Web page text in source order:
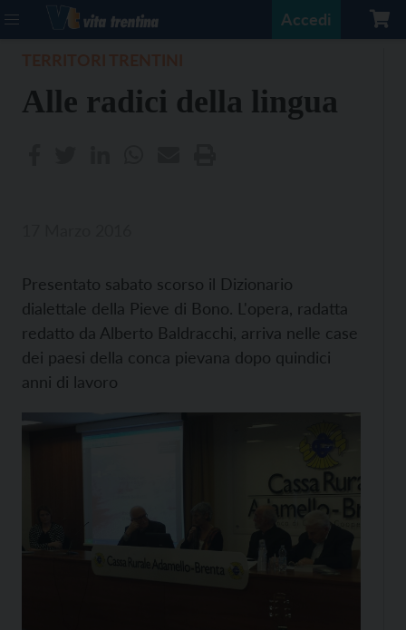
Accedi
Alle radici della lingua
Presentato sabato scorso il Dizionario
dialettale della Pieve di Bono. L'opera, radatta
redatto da Alberto Baldracchi, arriva nelle case
dei paesi della conca pievana dopo quindici
anni di lavoro